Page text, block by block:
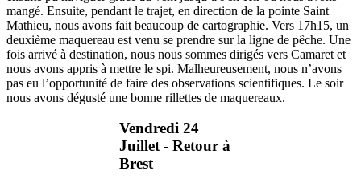
mangé. Ensuite, pendant le trajet, en direction de la pointe Saint
Mathieu, nous avons fait beaucoup de cartographie. Vers 17h15, un
deuxième maquereau est venu se prendre sur la ligne de pêche. Une
fois arrivé à destination, nous nous sommes dirigés vers Camaret et
nous avons appris à mettre le spi. Malheureusement, nous n’avons
pas eu l’opportunité de faire des observations scientifiques. Le soir
nous avons dégusté une bonne rillettes de maquereaux.
Vendredi 24
Juillet - Retour à
Brest